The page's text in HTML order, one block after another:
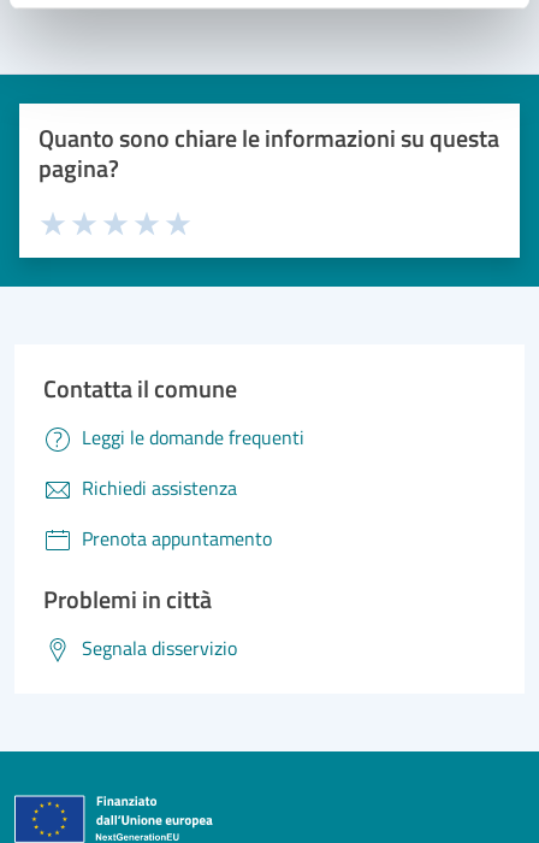
Quanto sono chiare le informazioni su questa
pagina?
Valuta 5 stelle su 5
Valuta 4 stelle su 5
Valuta 3 stelle su 5
Valuta 2 stelle su 5
Valuta 1 stelle su 5
Contatta il comune
Leggi le domande frequenti
Richiedi assistenza
Prenota appuntamento
Problemi in città
Segnala disservizio